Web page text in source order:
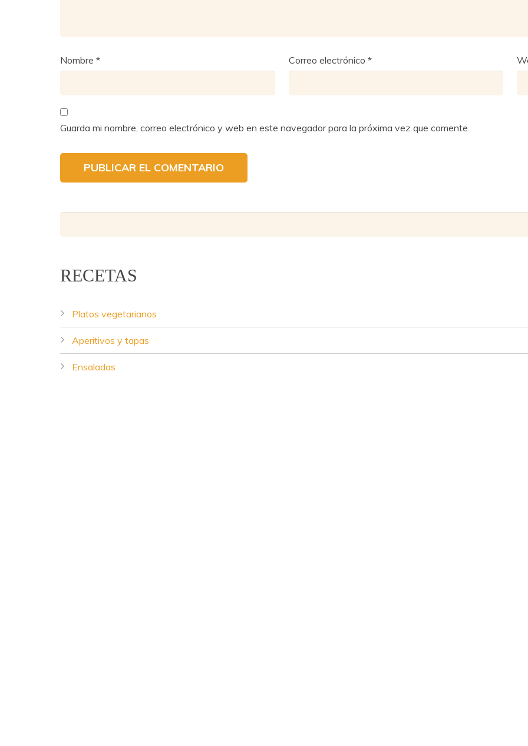
Nombre * Correo electrónico *
Guarda mi nombre, correo electrónico y web en este navegador para la próxima vez que comente.
RECETAS
Platos vegetarianos
Aperitivos y tapas
Ensaladas
Lentejas Casilda - Copyright © 2016.Diseño web